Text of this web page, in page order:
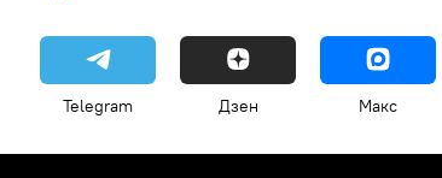
Telegram Дзен Макс